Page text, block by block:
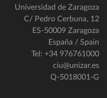
Universidad de Zaragoza
C/ Pedro Cerbuna, 12
ES-50009 Zaragoza
España / Spain
Tel: +34 976761000
ciu@unizar.es
Q-5018001-G